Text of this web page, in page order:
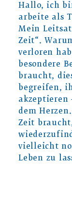
Hallo, ich
arbeite als
Mein
Zeit“.
verloren
besondere
braucht,
begreifen,
dem
Zeit
vielleicht
Leben zu